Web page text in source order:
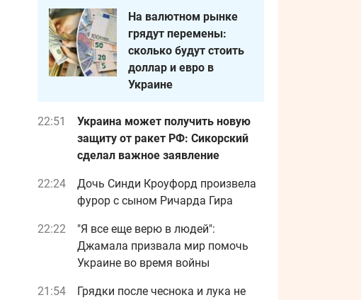
На валютном рынке
грядут перемены:
сколько будут стоить
доллар и евро в
Украине
22:51
Украина может получить новую
защиту от ракет РФ: Сикорский
сделал важное заявление
22:24
Дочь Синди Кроуфорд произвела
фурор с сыном Ричарда Гира
22:22
"Я все еще верю в людей":
Джамала призвала мир помочь
Украине во время войны
21:54
Грядки после чеснока и лука не